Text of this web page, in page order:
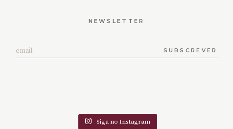
NEWSLETTER
SUBSCREVER
Siga no Instagram